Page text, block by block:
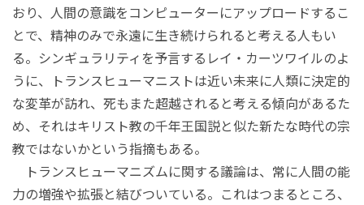
おり、人間の意識をコンピューターにアップロードするこ
とで、精神のみで永遠に生き続けられると考える人もい
る。シンギュラリティを予言するレイ・カーツワイルのよ
うに、トランスヒューマニストは近い未来に人類に決定的
な変革が訪れ、死もまた超越されると考える傾向があるた
め、それはキリスト教の千年王国説と似た新たな時代の宗
教ではないかという指摘もある。
トランスヒューマニズムに関する議論は、常に人間の能
力の増強や拡張と結びついている。これはつまるところ、